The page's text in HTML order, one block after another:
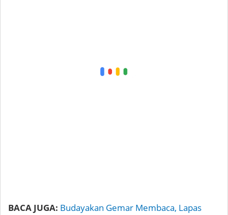
BACA JUGA: Budayakan Gemar Membaca, Lapas